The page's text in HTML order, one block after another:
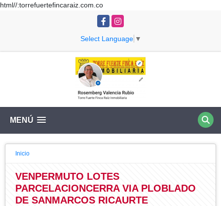
html//:torrefuertefincaraiz.com.co
FacebookInstagram
Select Language ▼
MENÚ
Inicio
VENPERMUTO LOTES
PARCELACIONCERRA VIA PLOBLADO
DE SANMARCOS RICAURTE